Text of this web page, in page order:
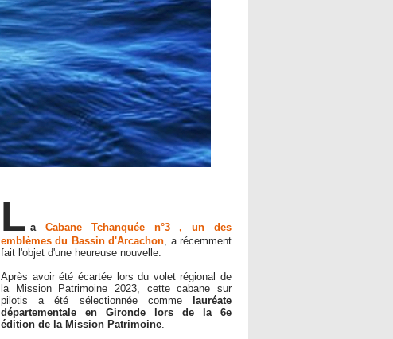
L a Cabane Tchanquée n°3
, un des
emblèmes du Bassin d'Arcachon, a récemment
fait l'objet d'une heureuse nouvelle.
Après avoir été écartée lors du volet régional de
la Mission Patrimoine 2023, cette cabane sur
pilotis a été sélectionnée comme
lauréate
départementale en Gironde lors de la 6e
édition de la Mission Patrimoine.